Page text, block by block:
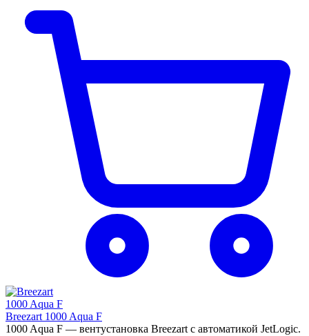
Breezart 1000 Aqua F
1000 Aqua F — вентустановка Breezart с автоматикой JetLogic.